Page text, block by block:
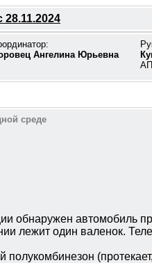
Ангелина Юрьевна
среде
обнаружен автомобиль
лежит один валенок.